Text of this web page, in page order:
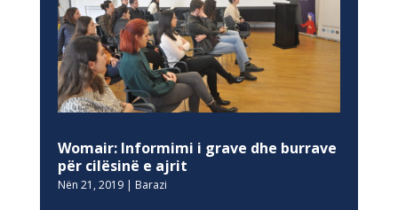
Womair: Informimi i grave dhe burrave
për cilësinë e ajrit
Nën 21, 2019| Barazi